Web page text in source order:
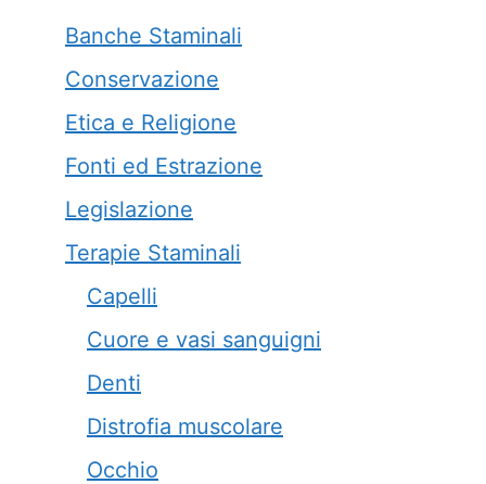
Banche Staminali
Conservazione
Etica e Religione
Fonti ed Estrazione
Legislazione
Terapie Staminali
Capelli
Cuore e vasi sanguigni
Denti
Distrofia muscolare
Occhio